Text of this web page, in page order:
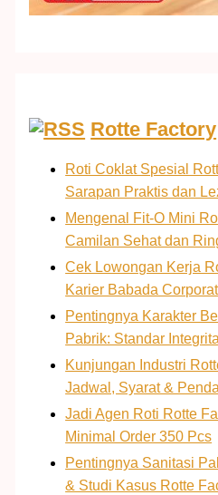
Rotte Factory
Roti Coklat Spesial
Sarapan Praktis dan
Mengenal Fit-O Mini
Camilan Sehat dan
Cek Lowongan Kerja
Karier Babada
Pentingnya Karakter
Pabrik: Standar
Kunjungan Industri
Jadwal, Syarat &
Jadi Agen Roti Rotte
Minimal Order 350 Pcs
Pentingnya Sanitasi
& Studi Kasus Rotte